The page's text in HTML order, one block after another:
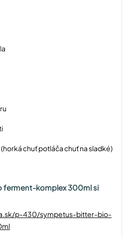
chuť potláča chuť na sladké)
ferment-komplex 300ml si
p-430/sympetus-bitter-bio-